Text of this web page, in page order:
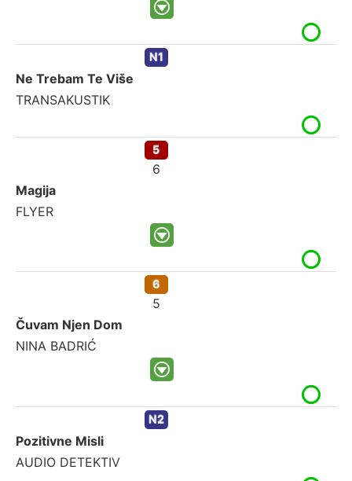
N1
Ne Trebam Te Više
TRANSAKUSTIK
5
6
Magija
FLYER
6
5
Čuvam Njen Dom
NINA BADRIĆ
N2
Pozitivne Misli
AUDIO DETEKTIV